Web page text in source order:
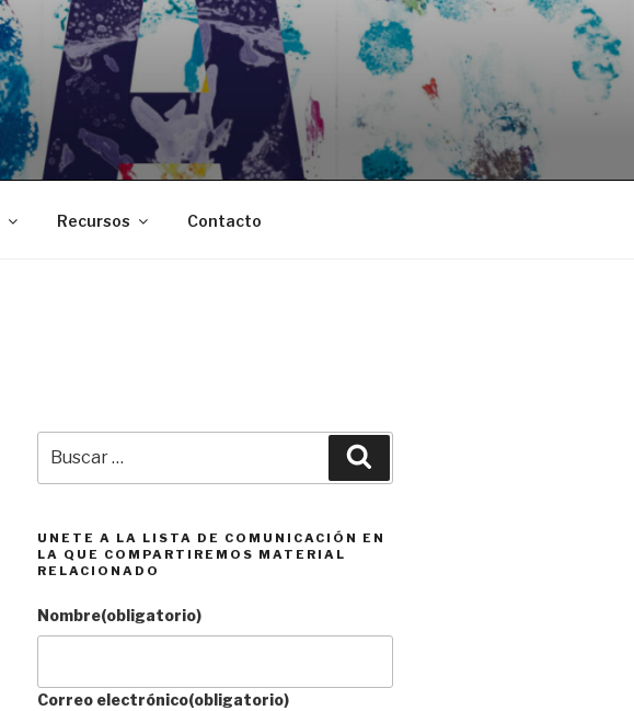
Recursos Contacto
por:
UNETE A LA LISTA DE COMUNICACIÓN EN
LA QUE COMPARTIREMOS MATERIAL
RELACIONADO
Nombre(obligatorio)
Correo electrónico(obligatorio)